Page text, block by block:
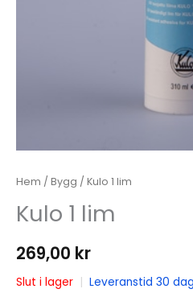
Hem / Bygg / Kulo 1 lim
Kulo 1 lim
269,00 kr
Slut i lager | Leveranstid 30